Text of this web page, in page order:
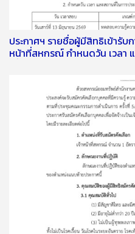
ประกาศฯ รายชื่อผู้มีสิทธิเข้ารับ
หน้าที่สหกรณ์ กำหนดวัน เวลา